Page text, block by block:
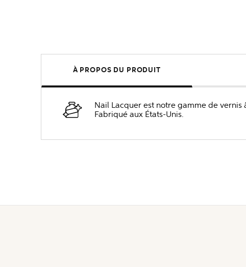
À PROPOS DU PRODUIT
Nail Lacquer est notre gamme de vernis
Fabriqué aux États-Unis.